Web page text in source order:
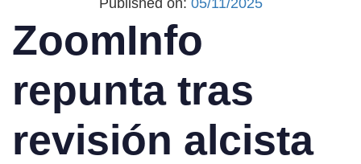
Published on: 05/11/2025
ZoomInfo
repunta tras
revisión alcista